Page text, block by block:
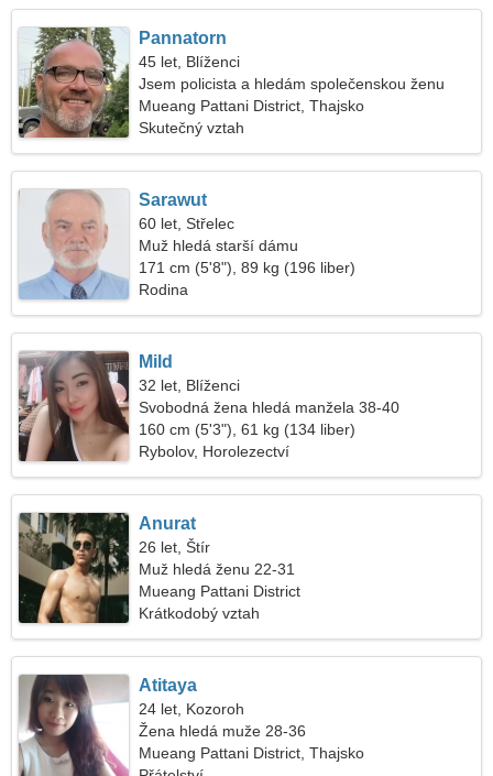
Pannatorn
45 let, Blíženci
Jsem policista a hledám společenskou ženu
Mueang Pattani District, Thajsko
Skutečný vztah
Sarawut
60 let, Střelec
Muž hledá starší dámu
171 cm (5'8"), 89 kg (196 liber)
Rodina
Mild
32 let, Blíženci
Svobodná žena hledá manžela 38-40
160 cm (5'3"), 61 kg (134 liber)
Rybolov, Horolezectví
Anurat
26 let, Štír
Muž hledá ženu 22-31
Mueang Pattani District
Krátkodobý vztah
Atitaya
24 let, Kozoroh
Žena hledá muže 28-36
Mueang Pattani District, Thajsko